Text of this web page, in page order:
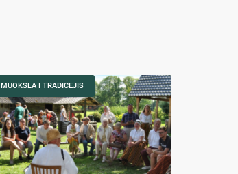
MUOKSLA I TRADICEJIS